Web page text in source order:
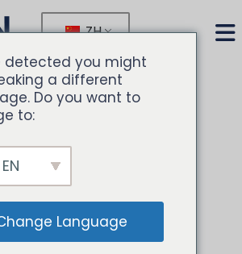
ZH
章
与更换：决策指
detected you might
a different
Do you want to
to:
EN
Language